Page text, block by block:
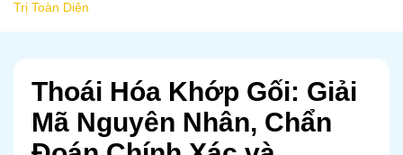
Trị Toàn Diện
Thoái Hóa Khớp Gối: Giải
Mã Nguyên Nhân, Chẩn